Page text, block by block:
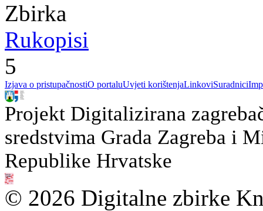
Zbirka
Rukopisi
5
Izjava o pristupačnostiO portaluUvjeti korištenjaLinkoviSuradnici
Projekt Digitalizirana
sredstvima Grada Zagreba i
Republike Hrvatske
© 2026 Digitalne zbirke